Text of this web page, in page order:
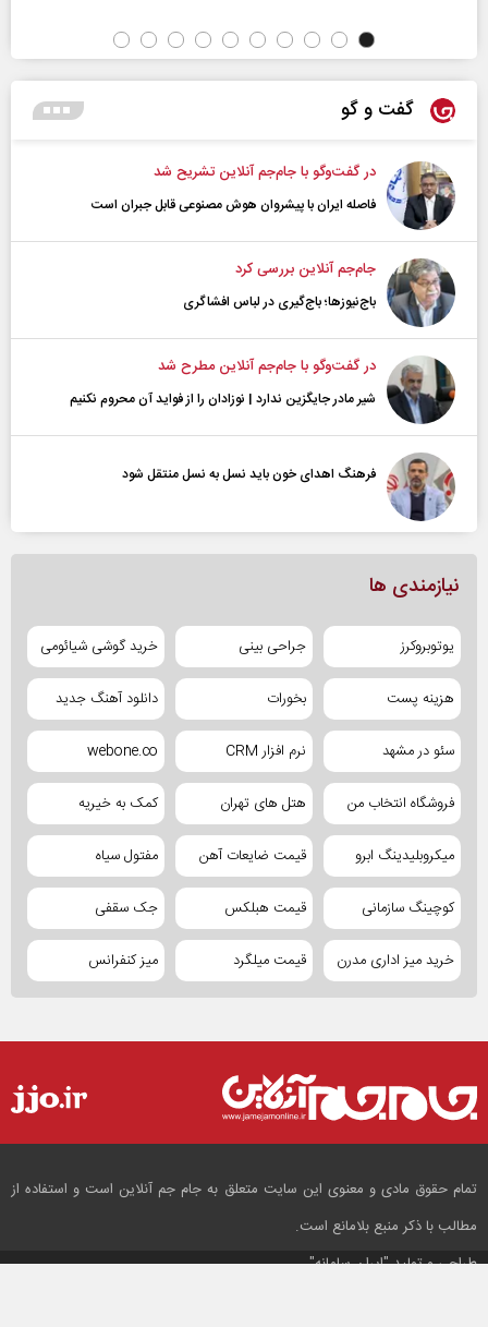
گفت و گو
در گفت‌و‌گو با جام‌جم آنلاین تشریح شد
فاصله ایران با پیشرو‌ان هوش مصنوعی قابل جبران است
جام‌جم آنلاین بررسی کرد
باج‌نیوزها؛ باج‌گیری در لباس افشاگری
در گفت‌و‌گو با جام‌جم آنلاین مطرح شد
شیر مادر جایگزین ندارد | نوزادان را از فواید آن محروم نکنیم
فرهنگ اهدای خون باید نسل به نسل منتقل شود
نیازمندی ها
یوتوبروکرز جراحی بینی خرید گوشی شیائومی
هزینه پست بخورات دانلود آهنگ جدید
سئو در مشهد نرم افزار CRM webone.co
فروشگاه انتخاب من هتل های تهران کمک به خیریه
میکروبلیدینگ ابرو قیمت ضایعات آهن مفتول سیاه
کوچینگ سازمانی قیمت هبلکس جک سقفی
خرید میز اداری مدرن قیمت میلگرد میز کنفرانس
تمام حقوق مادی و معنوی این سایت متعلق به جام جم آنلاین است و استفاده از
مطالب با ذکر منبع بلامانع است.
طراحی و تولید"ایران سامانه"